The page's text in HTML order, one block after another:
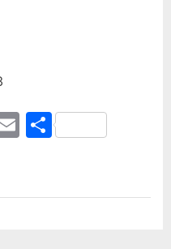
Email
共